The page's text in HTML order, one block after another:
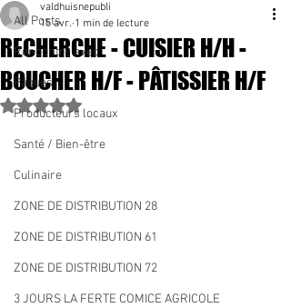
All Posts
Rencontre avec
Pâques
Producteurs locaux
Santé / Bien-être
Culinaire
ZONE DE DISTRIBUTION 28
ZONE DE DISTRIBUTION 61
ZONE DE DISTRIBUTION 72
3 JOURS LA FERTE COMICE AGRICOLE
RECHERCHE - CUISIER H/H -
BOUCHER H/F - PÂTISSIER H/F
valdhuisnepubli
15 avr. 1 min de lecture
Noté NaN étoiles sur 5.